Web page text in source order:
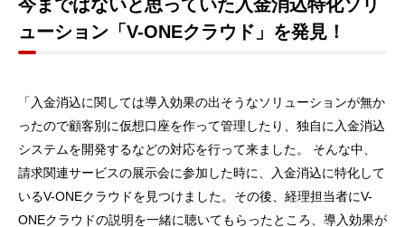
今まではないと思っていた入金消込特化ソリ
ューション「V-ONEクラウド」を発見！
「入金消込に関しては導入効果の出そうなソリューションが無か
ったので顧客別に仮想口座を作って管理したり、独自に入金消込
システムを開発するなどの対応を行って来ました。 そんな中、
請求関連サービスの展示会に参加した時に、入金消込に特化して
いるV-ONEクラウドを見つけました。その後、経理担当者にV-
ONEクラウドの説明を一緒に聴いてもらったところ、導入効果が